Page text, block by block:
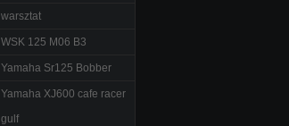
warsztat
WSK 125 M06 B3
Yamaha Sr125 Bobber
Yamaha XJ600 cafe racer
gulf